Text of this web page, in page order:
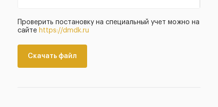
Проверить постановку на специальный учет можно на
сайте https://dmdk.ru
Скачать файл